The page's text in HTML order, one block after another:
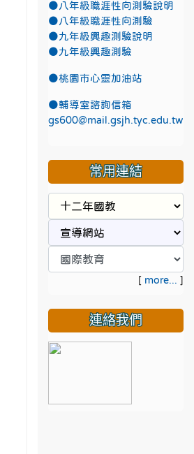
●八年級職涯性向測驗說明
●八年級職涯性向測驗
●九年級興趣測驗說明
●九年級興趣測驗
●桃園市心靈加油站
●輔導室諮詢信箱
gs600@mail.gsjh.tyc.edu.tw
常用連結
[ more... ]
連絡我們